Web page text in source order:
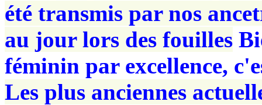
été transmis par nos
au jour lors des fouilles
féminin par excellence,
Les plus anciennes